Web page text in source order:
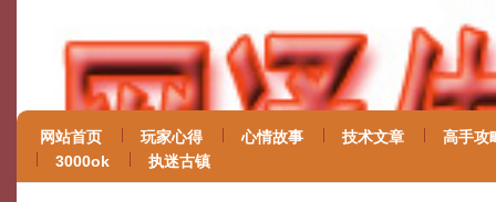
网站首页 玩家心得 心情故事 技术文章
高手攻
3000ok
执迷古镇